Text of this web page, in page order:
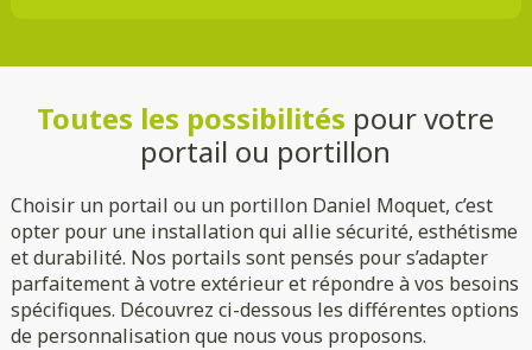
Toutes les possibilités pour votre
portail ou portillon
Choisir un portail ou un portillon Daniel Moquet, c’est
opter pour une installation qui allie sécurité, esthétisme
et durabilité. Nos portails sont pensés pour s’adapter
parfaitement à votre extérieur et répondre à vos besoins
spécifiques. Découvrez ci-dessous les différentes options
de personnalisation que nous vous proposons.
DMC 304
DMC 305